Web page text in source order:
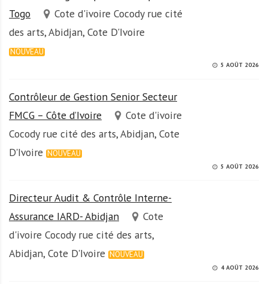
Togo
Cote d'ivoire Cocody rue cité
des arts, Abidjan, Cote D'Ivoire
NOUVEAU
5 AOÛT 2026
Contrôleur de Gestion Senior Secteur
FMCG – Côte d’Ivoire
Cote d'ivoire
Cocody rue cité des arts, Abidjan, Cote
D'Ivoire NOUVEAU
5 AOÛT 2026
Directeur Audit & Contrôle Interne-
Assurance IARD- Abidjan
Cote
d'ivoire Cocody rue cité des arts,
Abidjan, Cote D'Ivoire NOUVEAU
4 AOÛT 2026